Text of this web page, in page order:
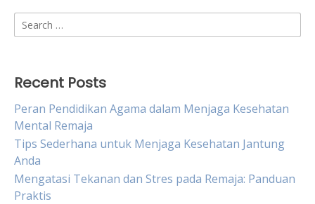
Search
for:
Recent Posts
Peran Pendidikan Agama dalam Menjaga Kesehatan
Mental Remaja
Tips Sederhana untuk Menjaga Kesehatan Jantung
Anda
Mengatasi Tekanan dan Stres pada Remaja: Panduan
Praktis